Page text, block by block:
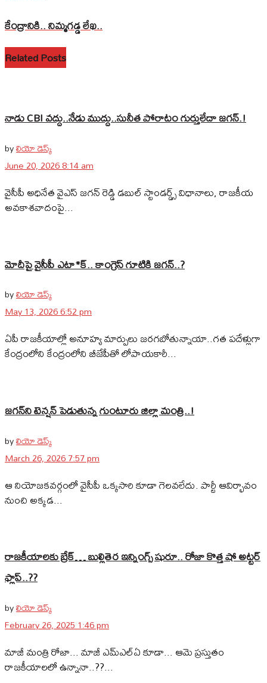
కేంద్రానికి.. నిమ్మగడ్డ లేఖ..
Related Posts
నాడు CBI వద్దు..నేడు ముద్దు..సునీత పోరాటం గుర్తులేదా జగన్.!
byలియో డెస్క్
June 20, 2026 8:14 am
వైసీపీ అధినేత వైఎస్ జగన్ రెడ్డి డబుల్ స్టాండర్డ్స్‌ విధానాలు, రాజకీయ
అవకాశవాదంపై...
మోదీపై వైసీపీ ఎటా*క్.. కాంగ్రెస్ గూటికి జగన్..?
byలియో డెస్క్
May 13, 2026 6:52 pm
ఏపీ రాజకీయాల్లో అనూహ్య మార్పులు జరగబోతున్నాయా..గత పదేళ్లుగా
కేంద్రంలోని కేంద్రంలోని బీజేపీతో లోపాయకారీ...
జగన్‌ని టెన్షన్‌ పెడుతున్న గుంటూరు జిల్లా మంత్రి..!
byలియో డెస్క్
March 26, 2026 7:57 pm
ఆ నియోజకవర్గంలో వైసీపీ ఒక్కసారి కూడా గెలవలేదు. పార్టీ ఆవిర్భావం
నుంచి అక్కడ...
రాజకీయాలకు బ్రేక్… బుల్లితెర ఇన్నింగ్స్ షురూ.. రోజా కొత్త షో అట్టర్
ఫ్లాప్..??
byలియో డెస్క్
February 26, 2025 1:46 pm
మాజీ మంత్రి రోజా... మాజీ ఎమ్‌ఎల్‌ఏ కూడా... ఆమె ప్రస్తుతం
రాజకీయాలలో ఉన్నానా..??...